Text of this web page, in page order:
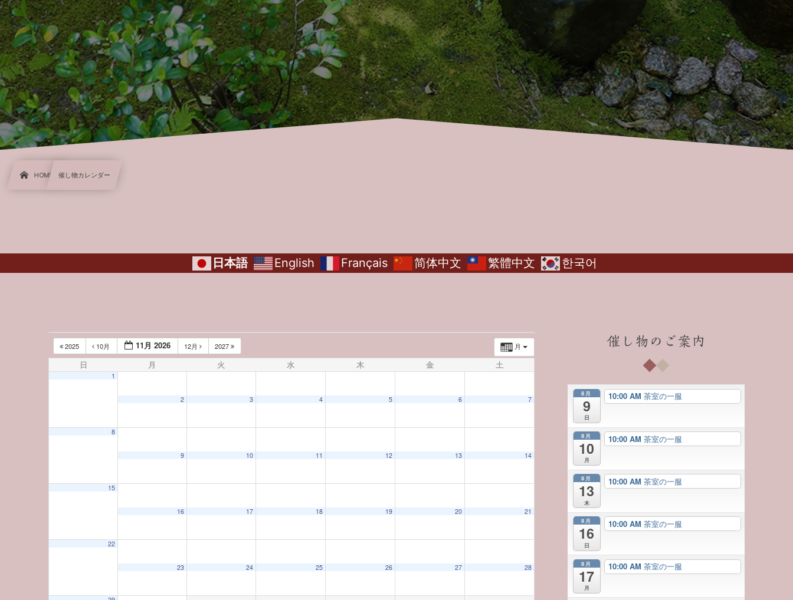
HOME 催し物カレンダー
日本語 English Français 简体中文 繁體中文 한국어
月
2025 10月 11月 2026 12月 2027
日 月 火 水 木 金 土
1
2 3 4 5 6 7
8
9 10 11 12 13 14
15
16 17 18 19 20 21
22
23 24 25 26 27 28
催し物のご案内
8月
9
日
10:00 AM 茶室の一服
8月
10
月
10:00 AM 茶室の一服
8月
13
木
10:00 AM 茶室の一服
8月
16
日
10:00 AM 茶室の一服
8月
17
月
10:00 AM 茶室の一服